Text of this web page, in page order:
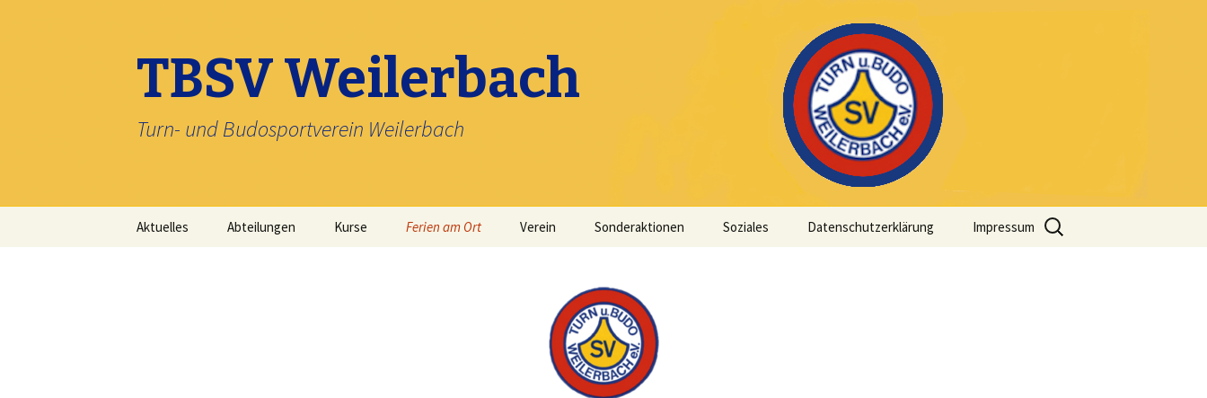
TBSV Weilerbach
Turn- und Budosportverein Weilerbach
Zum
Aktuelles Abteilungen Kurse Ferien am Ort Verein
Vorstand
Beitritt
Stundenbilder
Sonderaktionen
Kerweumzug
Nikolausfeier
Sonstiges
Soziales Datenschutzerklärung Impressum
Suche
nach: